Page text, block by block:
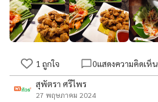
1 ถูกใจ 0แสดงความคิดเห็น
สุพัตรา ศรีไพร
27 พฤษภาคม 2024